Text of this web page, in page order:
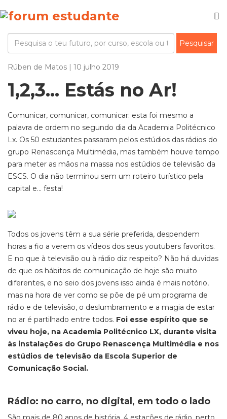
Rúben de Matos | 10 julho 2019
1,2,3... Estás no Ar!
Comunicar, comunicar, comunicar: esta foi mesmo a
palavra de ordem no segundo dia da Academia Politécnico
Lx. Os 50 estudantes passaram pelos estúdios das rádios do
grupo Renascença Multimédia, mas também houve tempo
para meter as mãos na massa nos estúdios de televisão da
ESCS. O dia não terminou sem um roteiro turístico pela
capital e... festa!
Todos os jovens têm a sua série preferida, despendem
horas a fio a verem os vídeos dos seus youtubers favoritos.
E no que à televisão ou à rádio diz respeito? Não há duvidas
de que os hábitos de comunicação de hoje são muito
diferentes, e no seio dos jovens isso ainda é mais notório,
mas na hora de ver como se põe de pé um programa de
rádio e de televisão, o deslumbramento e a magia de estar
no ar é partilhado entre todos. Foi esse espírito que se
viveu hoje, na Academia Politécnico LX, durante visita
às instalações do Grupo Renascença Multimédia e nos
estúdios de televisão da Escola Superior de
Comunicação Social.
Rádio: no carro, no digital, em todo o lado